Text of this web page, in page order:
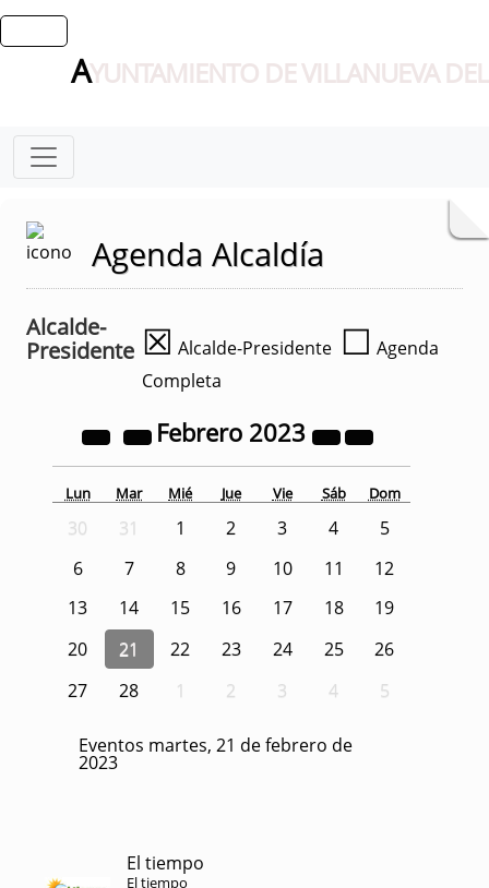
AYUNTAMIENTO DE VILLANUEVA
Agenda Alcaldía
Alcalde-
Presidente ☒ Alcalde-Presidente ☐ Agenda
Completa
Febrero 2023
Lun Mar Mié Jue Vie Sáb Dom
30 31 1 2 3 4
5
6
7 8 9 10 11
12
13
14 15 16 17 18
19
20
21 22 23 24 25
26
27
28 1 2 3 4 5
Eventos martes, 21 de febrero de
2023
El tiempo
El tiempo